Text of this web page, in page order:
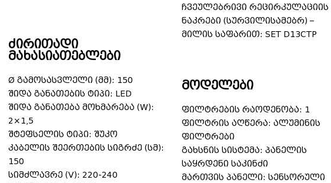
ძირითადი
მახასიათებლები
Ø გამოსასვლელი (მმ): 150
შიდა განათების ტიპი: LED
შიდა განათება მოხმარება (W):
2×1,5
შტეფსელის ტიპი: შუკო
კაბელის შეერთების სიგრძე (სმ):
150
სიმძლავრე (V): 220-240
ჩვეულებრივი რეცირკულაციის
ნაკრები (სურვილისამებრ) –
მილის საფარით: SET D13CTP
მოდელები
ფილტრების რაოდენობა: 1
ფილტრის აღწერა: ალუმინის
ფილტრები
გახსნის სისტემა: პანელის
საყრდენი საკინძი
მართვის პანელი: სენსორული